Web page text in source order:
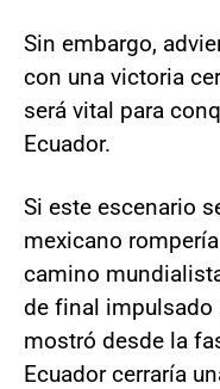
Sin embargo,
con una victoria
será vital para
Ecuador.
Si este escenario
mexicano
camino
de final impulsado
mostró desde la
Ecuador cerraría